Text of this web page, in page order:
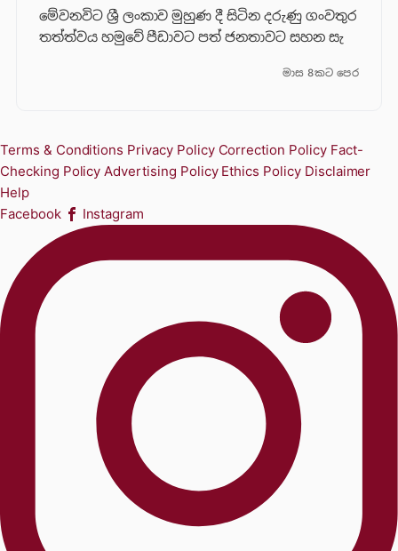
මේවනවිට ශ්‍රී ලංකාව මුහුණ දී සිටින දරුණු ගංවතුර
තත්ත්වය හමුවේ පීඩාවට පත් ජනතාවට සහන සැ
මාස 8කට පෙර
Terms & Conditions Privacy Policy Correction Policy Fact-
Checking Policy Advertising Policy Ethics Policy Disclaimer
Help
Facebook
Instagram